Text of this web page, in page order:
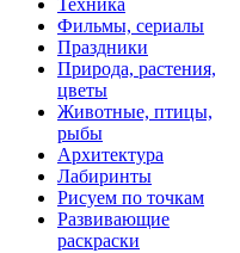
Техника
Фильмы, сериалы
Праздники
Природа, растения,
цветы
Животные, птицы,
рыбы
Архитектура
Лабиринты
Рисуем по точкам
Развивающие
раскраски